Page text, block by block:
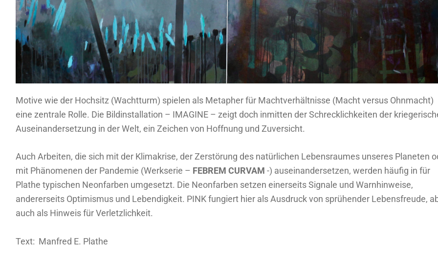
Motive wie der Hochsitz (Wachtturm) spielen als Metapher für Machtverhältnisse (Macht versus Ohnmacht)
eine zentrale Rolle. Die Bildinstallation – IMAGINE – zeigt doch inmitten der Schrecklichkeiten der
Auseinandersetzung in der Welt, ein Zeichen von Hoffnung und Zuversicht.
Auch Arbeiten, die sich mit der Klimakrise, der Zerstörung des natürlichen Lebensraumes unseres Planeten
mit Phänomenen der Pandemie (Werkserie – FEBREM CURVAM -) auseinandersetzen, werden häufig in für
Plathe typischen Neonfarben umgesetzt. Die Neonfarben setzen einerseits Signale und Warnhinweise,
andererseits Optimismus und Lebendigkeit. PINK fungiert hier als Ausdruck von sprühender Lebensfreude,
auch als Hinweis für Verletzlichkeit.
Text: Manfred E. Plathe